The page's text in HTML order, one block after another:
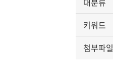
키워드
첨부파일